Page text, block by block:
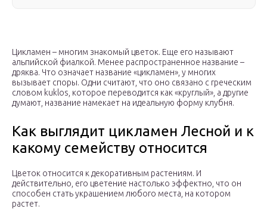
Цикламен – многим знакомый цветок. Еще его называют
альпийской фиалкой. Менее распространенное название –
дряква. Что означает название «цикламен», у многих
вызывает споры. Одни считают, что оно связано с греческим
словом kuklos, которое переводится как «круглый», а другие
думают, название намекает на идеальную форму клубня.
Как выглядит цикламен Лесной и к
какому семейству относится
Цветок относится к декоративным растениям. И
действительно, его цветение настолько эффектно, что он
способен стать украшением любого места, на котором
растет.